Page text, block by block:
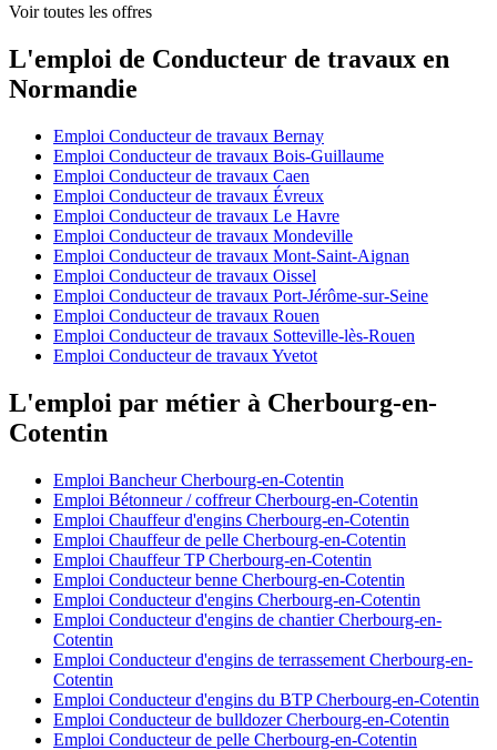
Voir toutes les offres
L'emploi de Conducteur de travaux en
Normandie
Emploi Conducteur de travaux Bernay
Emploi Conducteur de travaux Bois-Guillaume
Emploi Conducteur de travaux Caen
Emploi Conducteur de travaux Évreux
Emploi Conducteur de travaux Le Havre
Emploi Conducteur de travaux Mondeville
Emploi Conducteur de travaux Mont-Saint-Aignan
Emploi Conducteur de travaux Oissel
Emploi Conducteur de travaux Port-Jérôme-sur-Seine
Emploi Conducteur de travaux Rouen
Emploi Conducteur de travaux Sotteville-lès-Rouen
Emploi Conducteur de travaux Yvetot
L'emploi par métier à Cherbourg-en-
Cotentin
Emploi Bancheur Cherbourg-en-Cotentin
Emploi Bétonneur / coffreur Cherbourg-en-Cotentin
Emploi Chauffeur d'engins Cherbourg-en-Cotentin
Emploi Chauffeur de pelle Cherbourg-en-Cotentin
Emploi Chauffeur TP Cherbourg-en-Cotentin
Emploi Conducteur benne Cherbourg-en-Cotentin
Emploi Conducteur d'engins Cherbourg-en-Cotentin
Emploi Conducteur d'engins de chantier Cherbourg-en-
Cotentin
Emploi Conducteur d'engins de terrassement Cherbourg-en-
Cotentin
Emploi Conducteur d'engins du BTP Cherbourg-en-Cotentin
Emploi Conducteur de bulldozer Cherbourg-en-Cotentin
Emploi Conducteur de pelle Cherbourg-en-Cotentin